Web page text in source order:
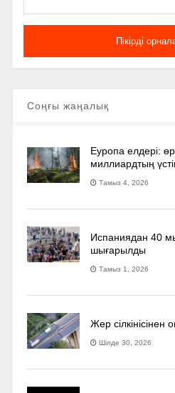
Соңғы жаңалық
Еуропа елдері:
миллиардтың
Тамыз 4, 2026
Испаниядан 40
шығарылды
Тамыз 1, 2026
Жер сілкінісінен
Шілде 30, 2026